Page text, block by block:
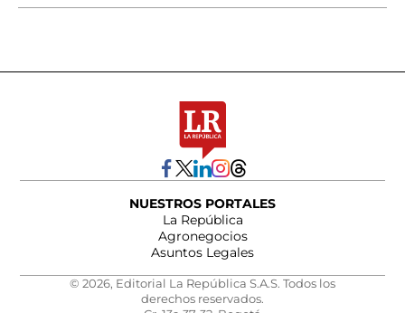
NUESTROS PORTALES
La República
Agronegocios
Asuntos Legales
© 2026, Editorial La República S.A.S. Todos los
derechos reservados.